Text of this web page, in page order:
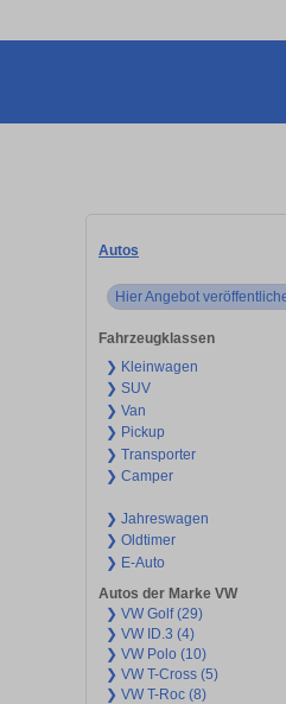
Autos
Hier Angebot
Fahrzeugklassen
❯ Kleinwagen
❯ SUV
❯ Van
❯ Pickup
❯ Transporter
❯ Camper
❯ Jahreswagen
❯ Oldtimer
❯ E-Auto
Autos der Marke VW
❯ VW Golf (29)
❯ VW ID.3 (4)
❯ VW Polo (10)
❯ VW T-Cross (5)
❯ VW T-Roc (8)